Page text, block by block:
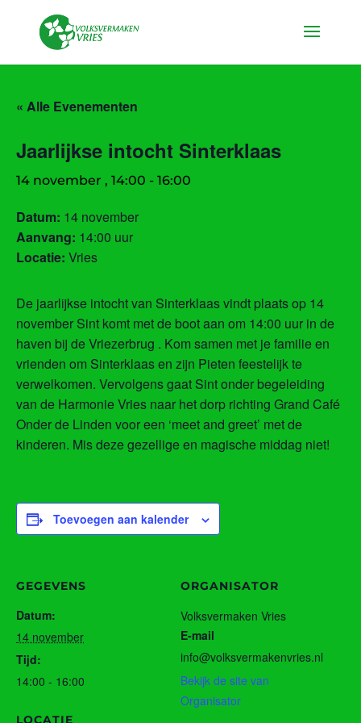
« Alle Evenementen
Jaarlijkse intocht Sinterklaas
14 november , 14:00 - 16:00
Datum: 14 november
Aanvang: 14:00 uur
Locatie: Vries
De jaarlijkse intocht van Sinterklaas vindt plaats op 14
november Sint komt met de boot aan om 14:00 uur in de
haven bij de Vriezerbrug . Kom samen met je familie en
vrienden om Sinterklaas en zijn Pieten feestelijk te
verwelkomen. Vervolgens gaat Sint onder begeleiding
van de Harmonie Vries naar het dorp richting Grand Café
Onder de Linden voor een ‘meet and greet’ met de
kinderen. Mis deze gezellige en magische middag niet!
Toevoegen aan kalender
GEGEVENS
Datum:
14 november
Tijd:
14:00 - 16:00
LOCATIE
ORGANISATOR
Volksvermaken Vries
E-mail
info@volksvermakenvries.nl
Bekijk de site van
Organisator